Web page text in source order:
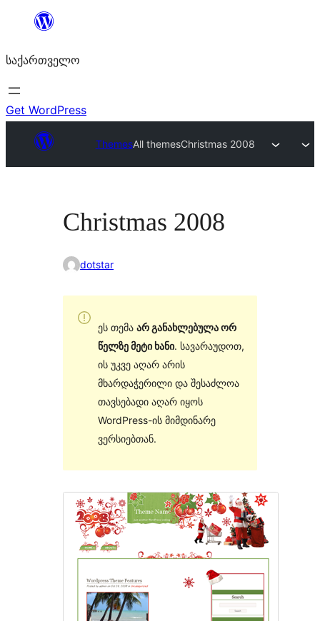
შიგთავსზე
საქართველო
Get WordPress
ThemesAll themesChristmas 2008
Christmas 2008
dotstar
ეს თემა არ განახლებულა ორ
წელზე მეტი ხანი. სავარაუდოთ,
ის უკვე აღარ არის
მხარდაჭერილი და შესაძლოა
თავსებადი აღარ იყოს
WordPress-ის მიმდინარე
ვერსიებთან.